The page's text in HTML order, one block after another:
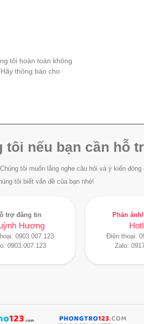
tôi hoàn toàn không
thông báo cho
tôi nếu bạn cần hỗ
tôi muốn lắng nghe câu hỏi và ý kiến đóng
tôi biết vấn đề của bạn nhé!
trợ đăng tin
Hương
0903.007.123
0903.007.123
Phản
Điện thoại:
Zalo: